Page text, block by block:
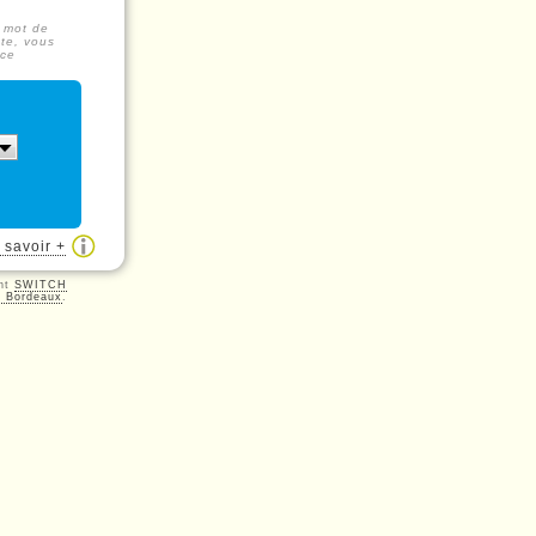
de
vous
savoir +
SWITCH
Bordeaux.